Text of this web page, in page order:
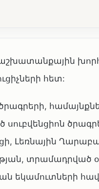
հետ:
սուբվենցիոն
Լեռնային
տրամադրված
եկամուտների